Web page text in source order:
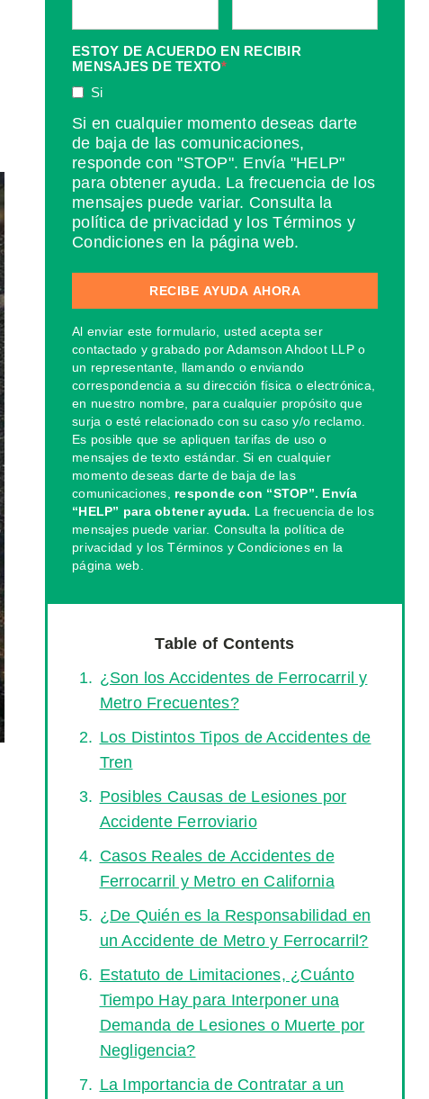
ESTOY DE ACUERDO EN RECIBIR
MENSAJES DE TEXTO*
Si
Si en cualquier momento deseas darte
de baja de las comunicaciones,
responde con "STOP". Envía "HELP"
para obtener ayuda. La frecuencia de los
mensajes puede variar. Consulta la
política de privacidad y los Términos y
Condiciones en la página web.
Al enviar este formulario, usted acepta ser
contactado y grabado por Adamson Ahdoot LLP o
un representante, llamando o enviando
correspondencia a su dirección física o electrónica,
en nuestro nombre, para cualquier propósito que
surja o esté relacionado con su caso y/o reclamo.
Es posible que se apliquen tarifas de uso o
mensajes de texto estándar. Si en cualquier
momento deseas darte de baja de las
comunicaciones, responde con “STOP”. Envía
“HELP” para obtener ayuda. La frecuencia de los
mensajes puede variar. Consulta la política de
privacidad y los Términos y Condiciones en la
página web.
Table of Contents
¿Son los Accidentes de Ferrocarril y
Metro Frecuentes?
Los Distintos Tipos de Accidentes de
Tren
Posibles Causas de Lesiones por
Accidente Ferroviario
Casos Reales de Accidentes de
Ferrocarril y Metro en California
¿De Quién es la Responsabilidad en
un Accidente de Metro y Ferrocarril?
Estatuto de Limitaciones, ¿Cuánto
Tiempo Hay para Interponer una
Demanda de Lesiones o Muerte por
Negligencia?
La Importancia de Contratar a un